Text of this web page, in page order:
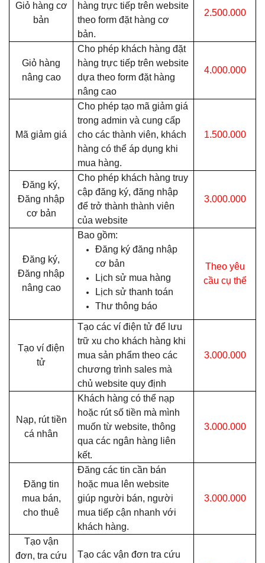
Giỏ hàng cơ
bản
hàng trực tiếp trên website
theo form đặt hàng cơ
bản.
2.500.000
Giỏ hàng
nâng cao
Cho phép khách hàng đặt
hàng trực tiếp trên website
dựa theo form đặt hàng
nâng cao
4.000.000
Mã giảm giá
Cho phép tạo mã giảm giá
trong admin và cung cấp
cho các thành viên, khách
hàng có thể áp dụng khi
mua hàng.
1.500.000
Đăng ký,
Đăng nhập
cơ bản
Cho phép khách hàng truy
cập đăng ký, đăng nhập
để trở thành thành viên
của website
3.000.000
Đăng ký,
Đăng nhập
nâng cao
Bao gồm:
Đăng ký đăng nhập
cơ bản
Lịch sử mua hàng
Lịch sử thanh toán
Thư thông báo
Theo yêu
cầu cụ thể
Tạo ví điện
tử
Tạo các ví điện tử để lưu
trữ xu cho khách hàng khi
mua sản phẩm theo các
chương trình sales mà
chủ website quy định
3.000.000
Nạp, rút tiền
cá nhân
Khách hàng có thể nạp
hoặc rút số tiền mà mình
muốn từ website, thông
qua các ngân hàng liên
kết.
3.000.000
Đăng tin
mua bán,
cho thuê
Đăng các tin cần bán
hoặc mua lên website
giúp người bán, người
mua tiếp cận nhanh với
khách hàng.
3.000.000
Tạo vận
đơn, tra cứu
Tạo các vận đơn tra cứu